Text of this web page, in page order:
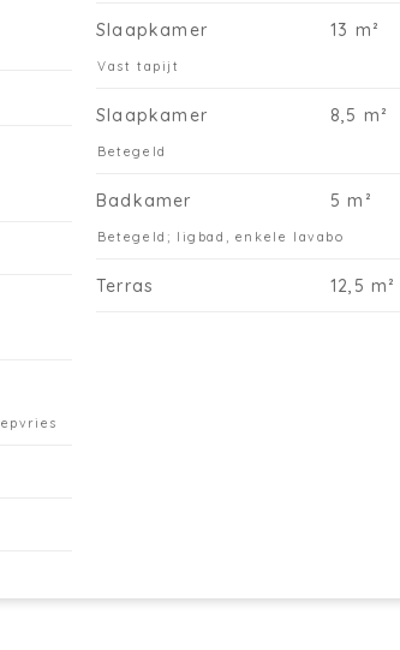
Slaapkamer 13 m²
Vast tapijt
Slaapkamer 8,5 m²
Betegeld
Badkamer 5 m²
Betegeld; ligbad, enkele lavabo
Terras 12,5 m²